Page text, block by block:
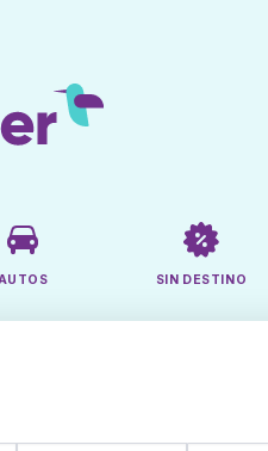
SIN DESTINO